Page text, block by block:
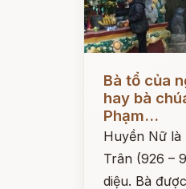
Đọc ngay
Bà tổ của
hay bà
Phạm...
Huyền Nữ là
Trân (926 –
diệu. Bà